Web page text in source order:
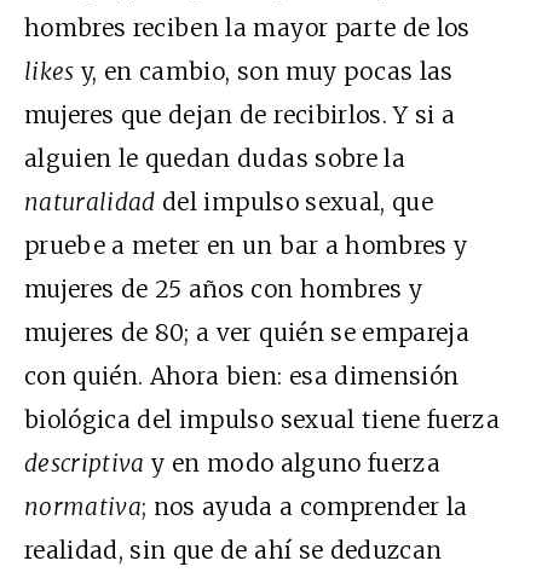
hombres reciben la mayor parte de los
likes y, en cambio, son muy pocas las
mujeres que dejan de recibirlos. Y si a
alguien le quedan dudas sobre la
naturalidad del impulso sexual, que
pruebe a meter en un bar a hombres y
mujeres de 25 años con hombres y
mujeres de 80; a ver quién se empareja
con quién. Ahora bien: esa dimensión
biológica del impulso sexual tiene fuerza
descriptiva y en modo alguno fuerza
normativa; nos ayuda a comprender la
realidad, sin que de ahí se deduzcan